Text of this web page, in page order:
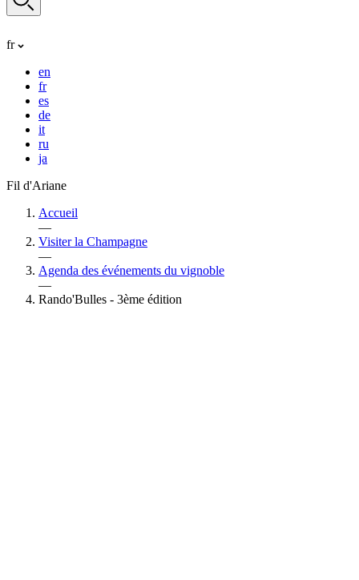
fr
en
fr
es
de
it
ru
ja
Fil d'Ariane
Accueil
—
Visiter la Champagne
—
Agenda des événements du vignoble
—
Rando'Bulles - 3ème édition